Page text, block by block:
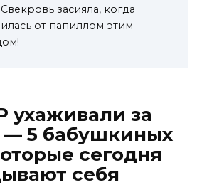
Свекровь засияла, когда
от папиллом этим
ухаживали за
— 5 бабушкиных
сегодня
себя